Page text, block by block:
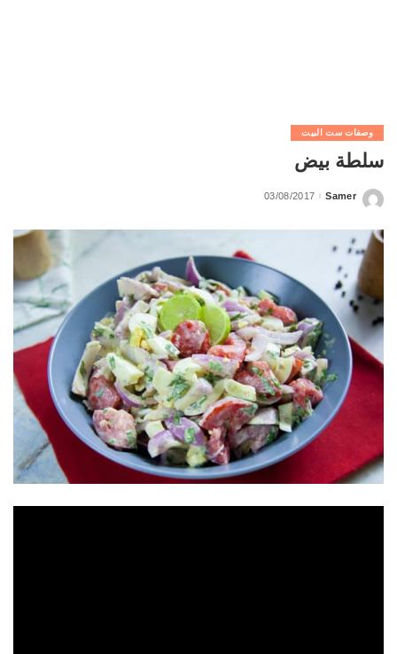
وصفات ست البيت
سلطة بيض
Posted
Samer
03/08/2017